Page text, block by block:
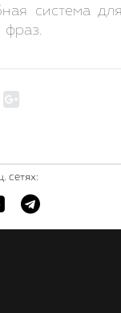
система
сетях: